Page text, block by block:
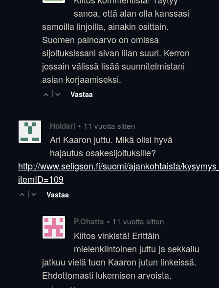
sanoa, että alan olla kanssasi
samoilla linjoilla, ainakin osittain.
Suomen painoarvo on omissa
sijoituksissani aivan liian suuri. Kerron
jossain välissä lisää suunnitelmistani
asian korjaamiseksi.
| Vastaa
Holdari • 11 vuotta sitten
Ari Kaaron juttu. Mikä olisi hyvä
hajautus osakesijoituksille?
http://www.seligson.fi/suomi/ajankohtaista/
itemID=109
| Vastaa
P.Ohatta • 11 vuotta sitten
Kiitos vinkistä! Erittäin
mielenkiintoinen juttu ja sekkailu
jatkuu vielä tuon Kaaron jutun linkeissä.
Ehdottomasti lukemisen arvoista.